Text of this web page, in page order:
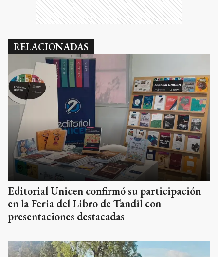
RELACIONADAS
Editorial Unicen confirmó su participación
en la Feria del Libro de Tandil con
presentaciones destacadas